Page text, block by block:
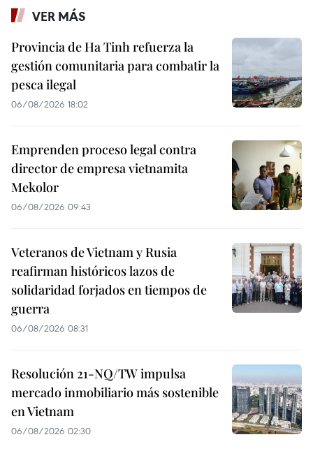
VER MÁS
Provincia de Ha Tinh refuerza la
gestión comunitaria para combatir la
pesca ilegal
06/08/2026 18:02
Emprenden proceso legal contra
director de empresa vietnamita
Mekolor
06/08/2026 09:43
Veteranos de Vietnam y Rusia
reafirman históricos lazos de
solidaridad forjados en tiempos de
guerra
06/08/2026 08:31
Resolución 21-NQ/TW impulsa
mercado inmobiliario más sostenible
en Vietnam
06/08/2026 02:30